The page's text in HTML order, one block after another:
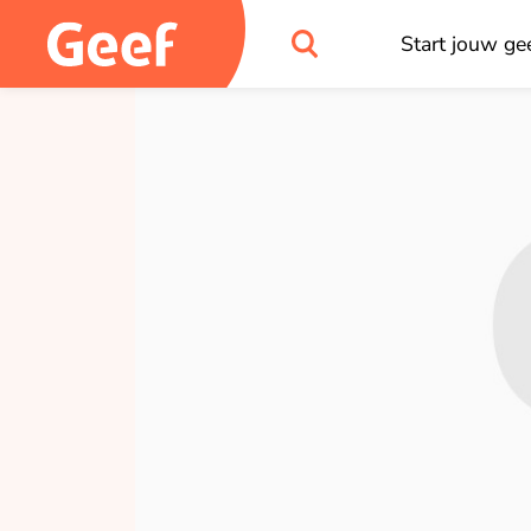
Start jouw